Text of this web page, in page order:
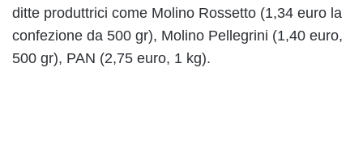
ditte produttrici come Molino Rossetto (1,34 euro la
confezione da 500 gr), Molino Pellegrini (1,40 euro,
500 gr), PAN (2,75 euro, 1 kg).